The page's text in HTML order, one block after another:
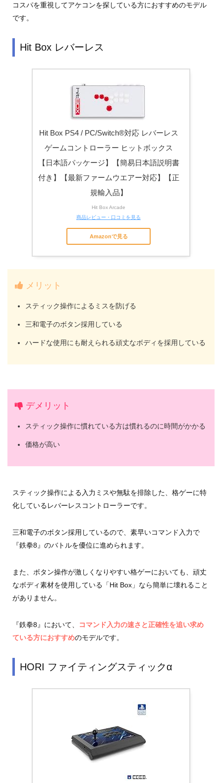
コスパを重視してアケコンを探している方におすすめのモデル
です。
Hit Box レバーレス
Hit Box PS4 / PC/Switch®対応 レバーレス
ゲームコントローラー ヒットボックス
【日本語パッケージ】【簡易日本語説明書
付き】【最新ファームウエアー対応】【正
規輸入品】
Hit Box Arcade
商品レビュー・口コミを見る
Amazonで見る
メリット
スティック操作によるミスを防げる
三和電子のボタン採用している
ハードな使用にも耐えられる頑丈なボディを採用している
デメリット
スティック操作に慣れている方は慣れるのに時間がかかる
価格が高い
スティック操作による入力ミスや無駄を排除した、格ゲーに特
化しているレバーレスコントローラーです。
三和電子のボタン採用しているので、素早いコマンド入力で
『鉄拳8』のバトルを優位に進められます。
また、ボタン操作が激しくなりやすい格ゲーにおいても、頑丈
なボディ素材を使用している「Hit Box」なら簡単に壊れること
がありません。
『鉄拳8』において、
コマンド入力の速さと正確性を追い求め
ている方におすすめのモデルです。
HORI ファイティングスティックα